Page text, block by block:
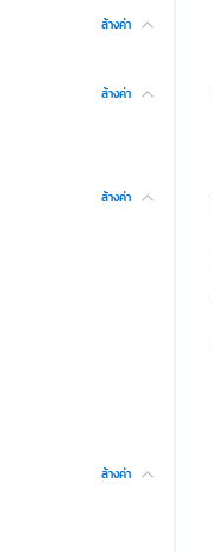
ล้างค่า
ล้างค่า
ล้างค่า
ล้างค่า